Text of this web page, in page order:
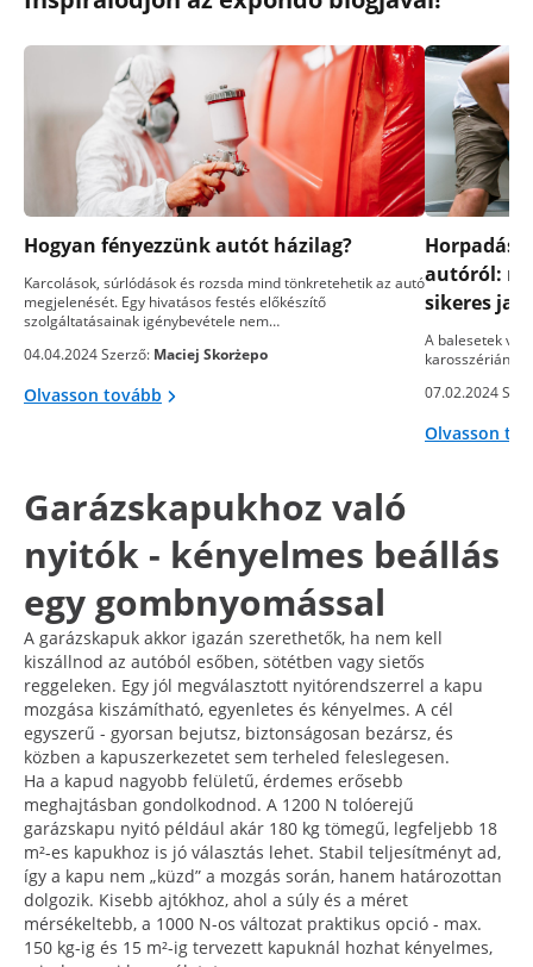
Hogyan fényezzünk autót házilag?
Karcolások, súrlódások és rozsda mind tönkretehetik az autó
megjelenését. Egy hivatásos festés előkészítő
szolgáltatásainak igénybevétele nem…
04.04.2024 Szerző: Maciej Skorżepo
Olvasson tovább
autóról:
sikeres
A balesetek
karosszérián
07.02.2024
Olvasson
Garázskapukhoz való
nyitók - kényelmes beállás
egy gombnyomással
A garázskapuk akkor igazán szerethetők, ha nem kell
kiszállnod az autóból esőben, sötétben vagy sietős
reggeleken. Egy jól megválasztott nyitórendszerrel a kapu
mozgása kiszámítható, egyenletes és kényelmes. A cél
egyszerű - gyorsan bejutsz, biztonságosan bezársz, és
közben a kapuszerkezetet sem terheled feleslegesen.
Ha a kapud nagyobb felületű, érdemes erősebb
meghajtásban gondolkodnod. A 1200 N tolóerejű
garázskapu nyitó például akár 180 kg tömegű, legfeljebb 18
m²-es kapukhoz is jó választás lehet. Stabil teljesítményt ad,
így a kapu nem „küzd” a mozgás során, hanem határozottan
dolgozik. Kisebb ajtókhoz, ahol a súly és a méret
mérsékeltebb, a 1000 N-os változat praktikus opció - max.
150 kg-ig és 15 m²-ig tervezett kapuknál hozhat kényelmes,